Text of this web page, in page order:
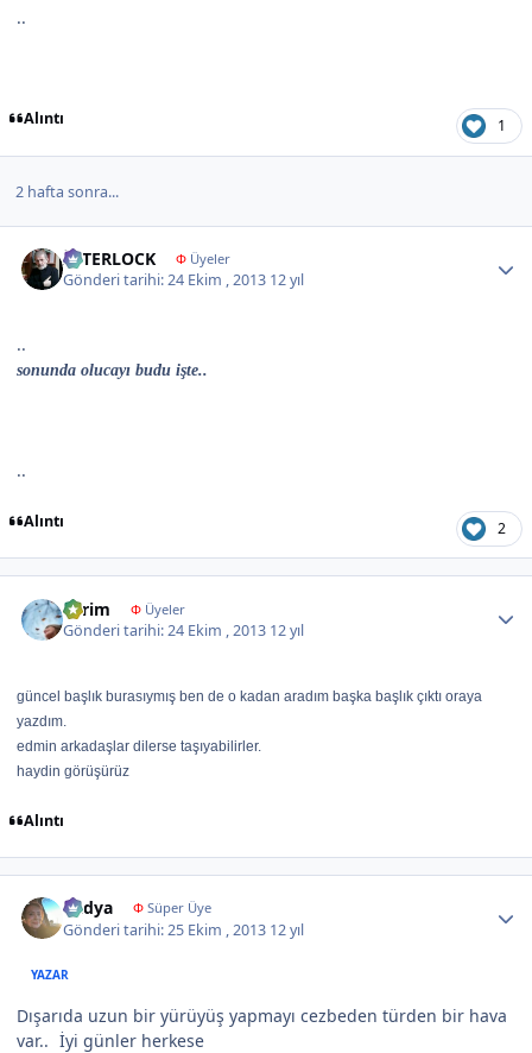
..
Alıntı 1
2 hafta sonra...
İNTERLOCK ΦÜyeler
Gönderi tarihi:24 Ekim , 2013 12 yıl
..
sonunda olucayı budu işte..
..
Alıntı 2
Evrim ΦÜyeler
Gönderi tarihi:24 Ekim , 2013 12 yıl
güncel başlık burasıymış ben de o kadan aradım başka başlık çıktı oraya
yazdım.
edmin arkadaşlar dilerse taşıyabilirler.
haydin görüşürüz
Alıntı
Radya ΦSüper Üye
Gönderi tarihi:25 Ekim , 2013 12 yıl
YAZAR
Dışarıda uzun bir yürüyüş yapmayı cezbeden türden bir hava
var.. İyi günler herkese